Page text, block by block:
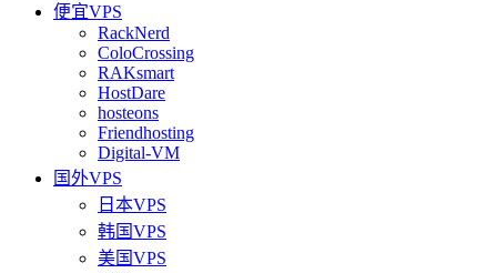
便宜VPS
RackNerd
ColoCrossing
RAKsmart
HostDare
hosteons
Friendhosting
Digital-VM
国外VPS
日本VPS
韩国VPS
美国VPS